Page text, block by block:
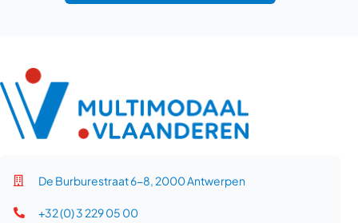
De Burburestraat 6-8, 2000 Antwerpen
+32 (0) 3 229 05 00